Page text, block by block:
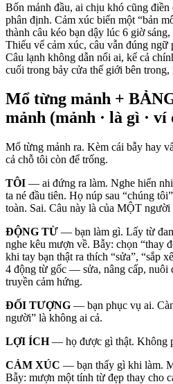
Bốn mảnh đầu, ai chịu khó cũng
phân định. Cảm xúc biến một “bản
thành câu kéo bạn dậy lúc 6 giờ
Thiếu vế cảm xúc, câu vẫn đúng ngữ
Câu lạnh không dẫn nổi ai, kể cả
cuối trong bảy cửa thế giới bên
Mổ từng mảnh +
mảnh (mảnh · là gì ·
Mổ từng mảnh ra. Kèm cái bẫy hay
cả chỗ tôi còn để trống.
TÔI — ai đứng ra làm. Nghe hiển
ta né đầu tiên. Họ núp sau “chúng
toàn. Sai. Câu này là của MỘT người
ĐỘNG TỪ — bạn làm gì. Lấy từ
nghe kêu mượn về. Bẫy: chọn “thay
khi tay bạn thật ra thích “sửa”, “sắp
4 động từ gốc — sửa, nâng cấp, nuôi
truyền cảm hứng.
ĐỐI TƯỢNG — bạn phục vụ ai.
người” là không ai cả.
LỢI ÍCH— họ được gì thật. Không
CẢM XÚC — bạn thấy gì khi làm.
Bẫy: mượn một tính từ đẹp thay cho